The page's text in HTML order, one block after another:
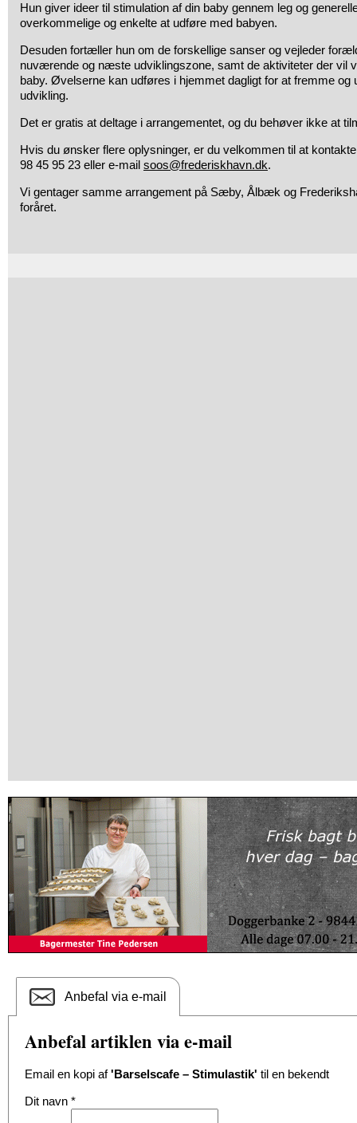
Hun giver ideer til stimulation af din baby gennem leg og
overkommelige og enkelte at udføre med babyen.
Desuden fortæller hun om de forskellige sanser og vejleder
nuværende og næste udviklingszone, samt de aktiviteter der vil
baby. Øvelserne kan udføres i hjemmet dagligt for at fremme og
udvikling.
Det er gratis at deltage i arrangementet, og du behøver ikke at
Hvis du ønsker flere oplysninger, er du velkommen til at
98 45 95 23 eller e-mail soos@frederiskhavn.dk.
Vi gentager samme arrangement på Sæby, Ålbæk og
foråret.
Anbefal via e-mail
Anbefal artiklen via e-mail
Email en kopi af'Barselscafe – Stimulastik' til en bekendt
Dit navn *